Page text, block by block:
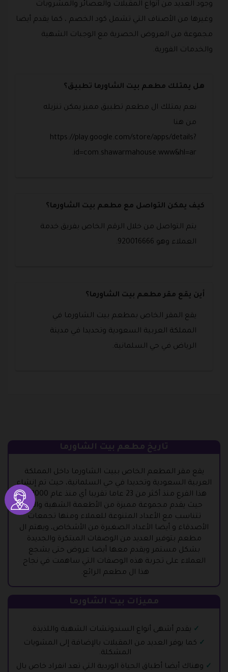
وجود العديد من أنواع المقبلات والعصائر والمشروبات
وغيرها من الأصناف التي تشمل كود الخصم ، كما يقدم أيضا
مجموعة من العروض الحصرية مع الوجبات الشهية
والخدمات الفورية.
هل يمتلك مطعم بيت الشاورما تطبيق؟
نعم يمتلك ال مطعم تطبيق مميز يمكن تنزيله
من هنا
https://play.google.com/store/apps/details?
id=com.shawarmahouse.www&hl=ar.
كيف يمكن التواصل مع مطعم بيت الشاورما؟
يتم التواصل من خلال الرقم الخاص بفريق خدمة
العملاء وهو 920016666.
أين يقع مقر مطعم بيت الشاورما؟
يقع المقر الخاص بمطعم بيت الشاورما في
المملكة العربية السعودية وتحديدا في مدينة
الرياض في حي السلمانية.
تاريخ مطعم بيت الشاورما
يقع مقر المطعم الخاص ببيت الشاورما داخل المملكة
العربية السعودية وتحديدا في حي السلمانية، حيث تم إنشاء
هذا الفرع منذ أكثر من 23 عاما تقريبا أي منذ عام 2000 م،
حيث يقدم مجموعة مميزة من الأطعمة الشهية والتي
تتناسب مع الأعداد المتنوعة للعملاء ومنها تجمعات
الأصدقاء و أيضا الأعداد الصغيرة من الأشخاص، ويهتم ال
مطعم بتوفير العديد من الوصفات المبتكرة والجديدة
بشكل مستمر ويقدم معها أيضا عروض حتى يشجع
العملاء على تجربة هذه الوصفات التي ساهمت في نجاح
هذا ال مطعم الرائع.
مميزات بيت الشاورما
يقدم أشهى أنواع السندوتشات الشهية واللذيذة.
كما يوفر العديد من المقبلات بالإضافة إلى المشويات
المشكلة.
وهناك أيضا أطباق الحياة الوردية التي تعد انفراد خاص بال